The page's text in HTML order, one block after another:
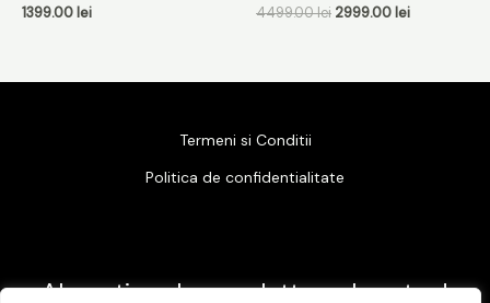
1399.00 lei
4499.00lei 2999.00 lei
Termeni si Conditii
Politica de confidentialitate
Abonati-va la newsletter-ul nostru !